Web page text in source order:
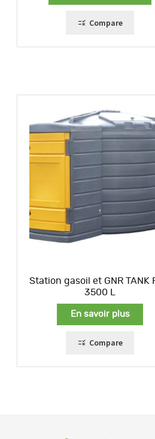
Compare
Station gasoil et GNR TANK
3500 L
En savoir plus
Compare